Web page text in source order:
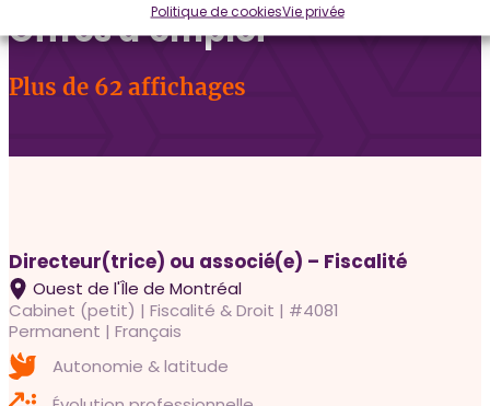
Politique de cookiesVie privée
Offres d’emploi
Plus de 62 affichages
Directeur(trice) ou associé(e) – Fiscalité
Ouest de l'Île de Montréal
Cabinet (petit) | Fiscalité & Droit | #4081
Permanent | Français
Autonomie & latitude